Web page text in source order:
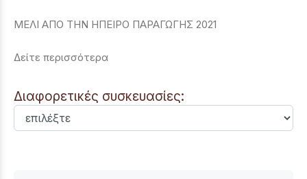
ΜΕΛΙ ΑΠΟ ΤΗΝ ΗΠΕΙΡΟ ΠΑΡΑΓΩΓΗΣ 2021
Δείτε περισσότερα
Διαφορετικές συσκευασίες: